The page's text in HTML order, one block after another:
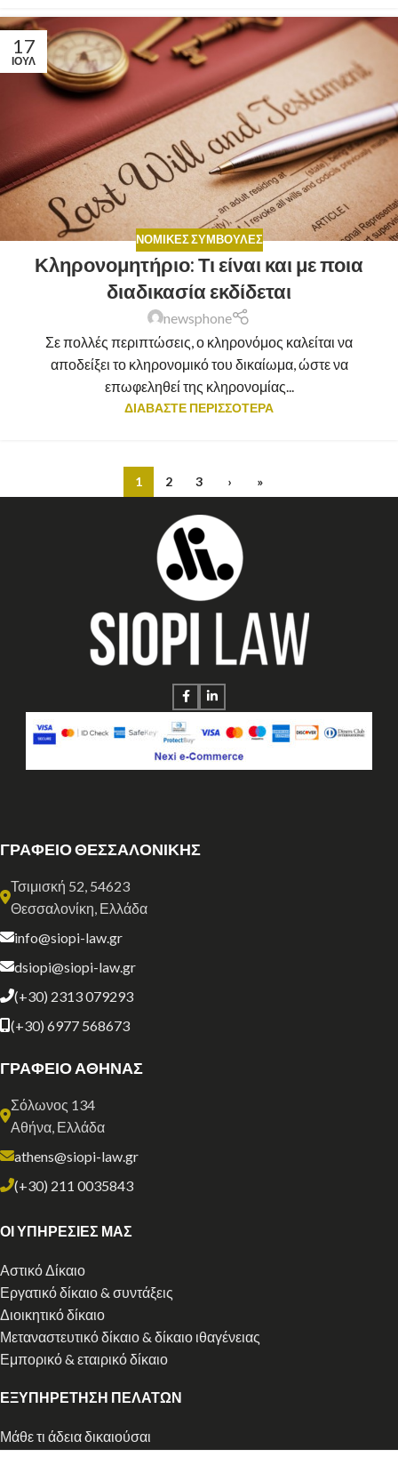
17
ΙΟΎΛ
ΝΟΜΙΚΈΣ ΣΥΜΒΟΥΛΈΣ
Κληρονομητήριο: Τι είναι και με ποια
διαδικασία εκδίδεται
newsphone
Σε πολλές περιπτώσεις, ο κληρονόμος καλείται να
αποδείξει το κληρονομικό του δικαίωμα, ώστε να
επωφεληθεί της κληρονομίας...
ΔΙΑΒΑΣΤΕ ΠΕΡΙΣΣΟΤΕΡΑ
1 2 3 › »
ΓΡΑΦΕΙΟ ΘΕΣΣΑΛΟΝΙΚΗΣ
Τσιμισκή 52, 54623
Θεσσαλονίκη, Ελλάδα
info@siopi-law.gr
dsiopi@siopi-law.gr
(+30) 2313 079293
(+30) 6977 568673
ΓΡΑΦΕΙΟ ΑΘΗΝΑΣ
Σόλωνος 134
Αθήνα, Ελλάδα
athens@siopi-law.gr
(+30) 211 0035843
ΟΙ ΥΠΗΡΕΣΙΕΣ ΜΑΣ
Αστικό Δίκαιο
Εργατικό δίκαιο & συντάξεις
Διοικητικό δίκαιο
Μεταναστευτικό δίκαιο & δίκαιο ιθαγένειας
Εμπορικό & εταιρικό δίκαιο
ΕΞΥΠΗΡΕΤΗΣΗ ΠΕΛΑΤΩΝ
Μάθε τι άδεια δικαιούσαι